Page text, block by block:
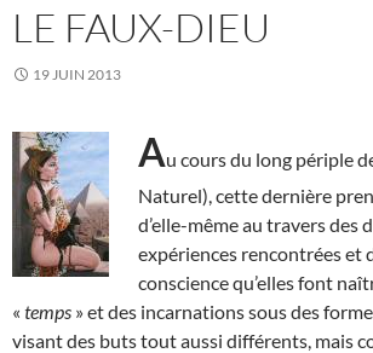
LE FAUX-DIEU
19 JUIN 2013
Au cours du long périple
Naturel), cette dernière
d’elle-même au travers des
expériences rencontrées et
conscience qu’elles font
« temps » et des incarnations sous des
visant des buts tout aussi différents, mais